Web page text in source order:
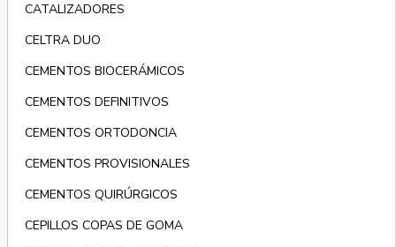
CATALIZADORES
CELTRA DUO
CEMENTOS BIOCERÁMICOS
CEMENTOS DEFINITIVOS
CEMENTOS ORTODONCIA
CEMENTOS PROVISIONALES
CEMENTOS QUIRÚRGICOS
CEPILLOS COPAS DE GOMA